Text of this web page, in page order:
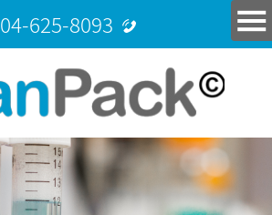
04-625-8093